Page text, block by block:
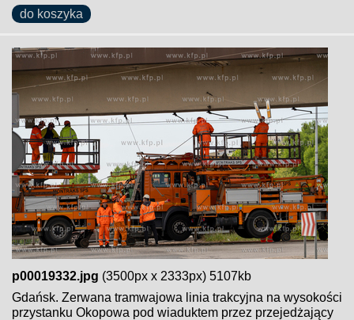
do koszyka
p00019332.jpg (3500px x 2333px) 5107kb
Gdańsk. Zerwana tramwajowa linia trakcyjna na wysokości
przystanku Okopowa pod wiaduktem przez przejedżający